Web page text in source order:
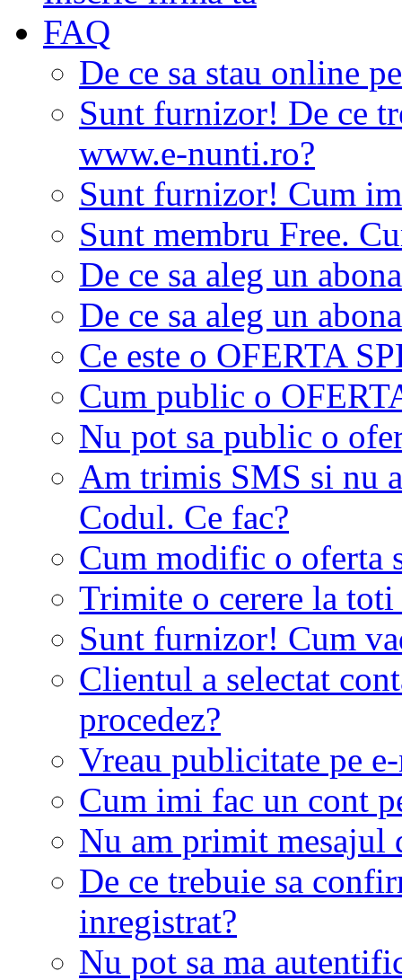
FAQ
De ce sa stau online
Sunt furnizor! De ce
www.e-nunti.ro?
Sunt furnizor! Cum
Sunt membru Free.
De ce sa aleg un
De ce sa aleg un
Ce este o OFERTA
Cum public o
Nu pot sa public o
Am trimis SMS si nu
Codul. Ce fac?
Cum modific o oferta
Trimite o cerere la
Sunt furnizor! Cum
Clientul a selectat
procedez?
Vreau publicitate pe
Cum imi fac un cont
Nu am primit mesajul
De ce trebuie sa
inregistrat?
Nu pot sa ma